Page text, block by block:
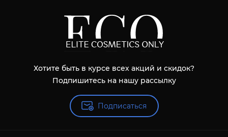
Хотите быть в курсе всех акций и скидок?
Подпишитесь на нашу рассылку
Подписаться